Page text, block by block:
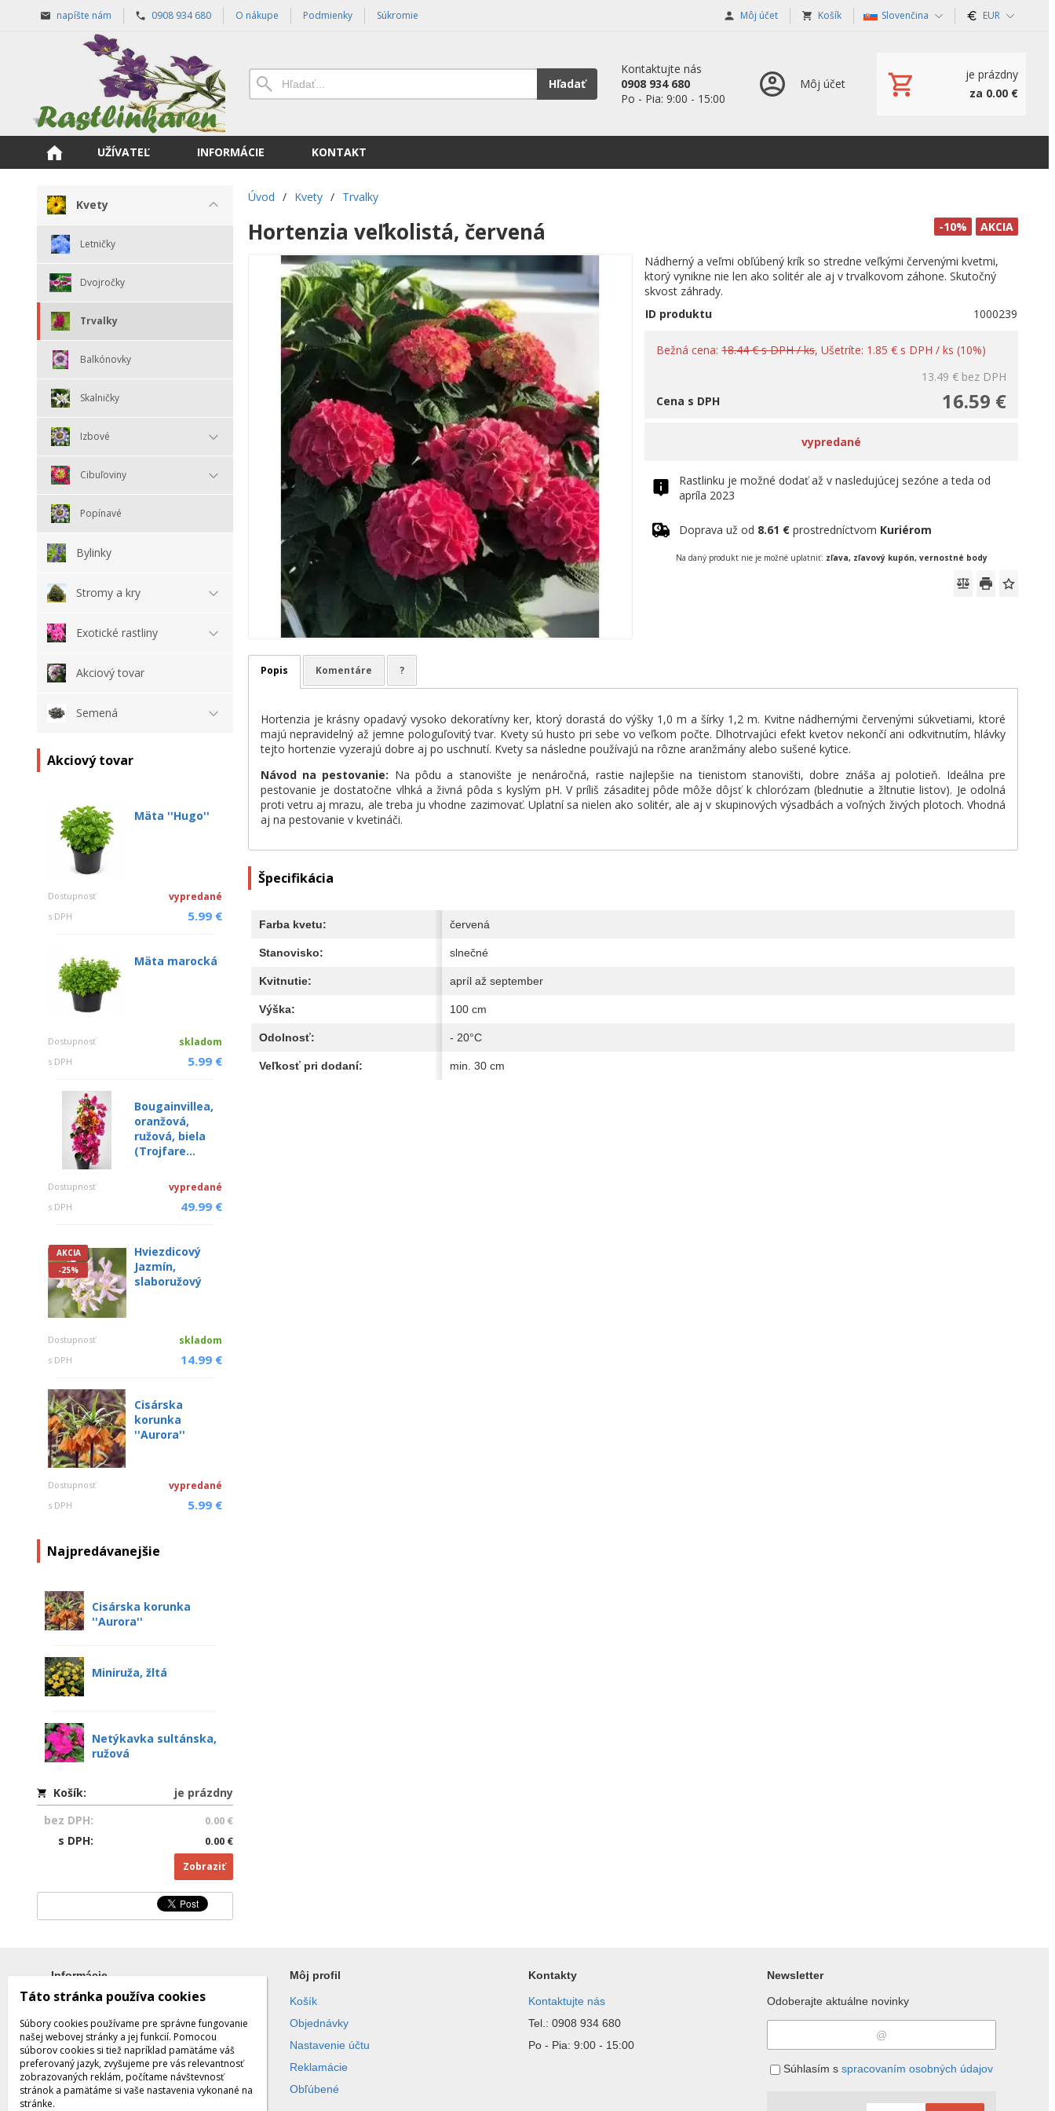
napíšte nám 0908 934 680 O nákupe Podmienky Súkromie Môj účet Košík Slovenčina EUR
Hľadať
Kontaktujte nás
0908 934 680
Po - Pia: 9:00 - 15:00
Môj účet
je prázdny
za 0.00 €
UŽÍVATEĽ INFORMÁCIE KONTAKT
Kvety
Letničky
Dvojročky
Trvalky
Balkónovky
Skalničky
Izbové
Cibuľoviny
Popínavé
Bylinky
Stromy a kry
Exotické rastliny
Akciový tovar
Semená
Akciový tovar
Mäta ''Hugo''
Dostupnosť vypredané
s DPH 5.99 €
Mäta marocká
Dostupnosť skladom
s DPH 5.99 €
Bougainvillea,
oranžová,
ružová, biela
(Trojfare...
Dostupnosť vypredané
s DPH 49.99 €
AKCIA
-25%
Hviezdicový
Jazmín,
slaboružový
Dostupnosť skladom
s DPH 14.99 €
Cisárska
korunka
''Aurora''
Dostupnosť vypredané
s DPH 5.99 €
Najpredávanejšie
Cisárska korunka
''Aurora''
Miniruža, žltá
Netýkavka sultánska,
ružová
Košík:
je prázdny
bez DPH:
0.00 €
s DPH: 0.00 €
Zobraziť
Úvod / Kvety / Trvalky
AKCIA
-10%
Hortenzia veľkolistá, červená
Nádherný a veľmi obľúbený krík so stredne veľkými červenými kvetmi,
ktorý vynikne nie len ako solitér ale aj v trvalkovom záhone. Skutočný
skvost záhrady.
ID produktu
1000239
Bežná cena:18.44 € s DPH / ks, Ušetríte: 1.85 € s DPH / ks (10%)
13.49 € bez DPH
16.59 €
Cena s DPH
vypredané
Rastlinku je možné dodať až v nasledujúcej sezóne a teda od
apríla 2023
Doprava už od 8.61 € prostredníctvom Kuriérom
Na daný produkt nie je možné uplatniť: zľava, zľavový kupón, vernostné body
Popis Komentáre ?
Hortenzia je krásny opadavý vysoko dekoratívny ker, ktorý dorastá do výšky 1,0 m a šírky 1,2 m. Kvitne nádhernými červenými súkvetiami, ktoré
majú nepravidelný až jemne pologuľovitý tvar. Kvety sú husto pri sebe vo veľkom počte. Dlhotrvajúci efekt kvetov nekončí ani odkvitnutím, hlávky
tejto hortenzie vyzerajú dobre aj po uschnutí. Kvety sa následne používajú na rôzne aranžmány alebo sušené kytice.
Návod na pestovanie: Na pôdu a stanovište je nenáročná, rastie najlepšie na tienistom stanovišti, dobre znáša aj polotieň. Ideálna pre
pestovanie je dostatočne vlhká a živná pôda s kyslým pH. V príliš zásaditej pôde môže dôjsť k chlorózam (blednutie a žltnutie listov). Je odolná
proti vetru aj mrazu, ale treba ju vhodne zazimovať. Uplatní sa nielen ako solitér, ale aj v skupinových výsadbách a voľných živých plotoch. Vhodná
aj na pestovanie v kvetináči.
Špecifikácia
Farba kvetu: červená
Stanovisko: slnečné
Kvitnutie: apríl až september
Výška: 100 cm
Odolnosť: - 20°C
Veľkosť pri dodaní: min. 30 cm
Informácie
Všetko o nákupe
Obchodné podmienky
Ochrana súkromia
Môj profil
Košík
Objednávky
Nastavenie účtu
Reklamácie
Obľúbené
Kontakty
Kontaktujte nás
Tel.: 0908 934 680
Po - Pia: 9:00 - 15:00
Newsletter
Odoberajte aktuálne novinky
Súhlasím s spracovaním osobných údajov
Táto stránka používa cookies
Súbory cookies používame pre správne fungovanie
našej webovej stránky a jej funkcií. Pomocou
súborov cookies si tiež napríklad pamätáme váš
preferovaný jazyk, zvyšujeme pre vás relevantnosť
zobrazovaných reklám, počítame návštevnosť
stránok a pamätáme si vaše nastavenia vykonané na
stránke.